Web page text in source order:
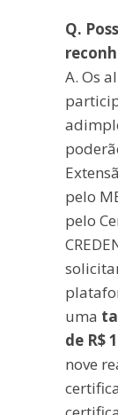
Q.
A. Os
pelo
pelo
uma
de R$
nove